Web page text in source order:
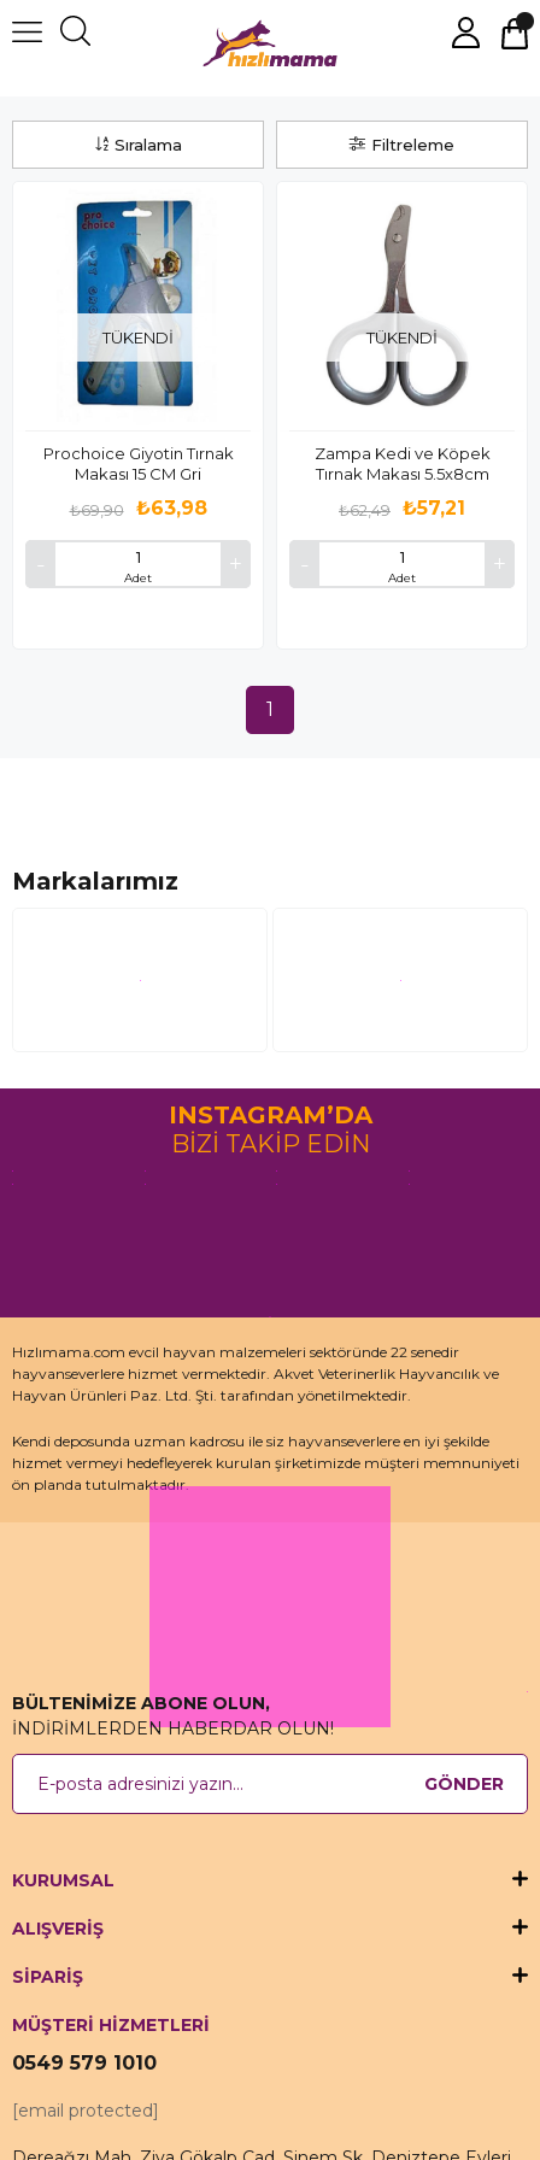
Filtreleme
Sıralama
TÜKENDI
Prochoice Giyotin Tırnak
Makası 15 CM Gri
Adet
₺63,98
₺69,90
TÜKENDI
Zampa Kedi ve Köpek
Tırnak Makası 5.5x8cm
Adet
₺57,21
₺62,49
1
Markalarımız
INSTAGRAM’DA
BİZİ TAKİP EDİN
Hızlımama.com evcil hayvan malzemeleri sektöründe 22 senedir
hayvanseverlere hizmet vermektedir. Akvet Veterinerlik Hayvancılık ve
Hayvan Ürünleri Paz. Ltd. Şti. tarafından yönetilmektedir.
Kendi deposunda uzman kadrosu ile siz hayvanseverlere en iyi şekilde
hizmet vermeyi hedefleyerek kurulan şirketimizde müşteri memnuniyeti
ön planda tutulmaktadır.
BÜLTENİMİZE ABONE OLUN,
İNDİRİMLERDEN HABERDAR OLUN!
GÖNDER
KURUMSAL
ALIŞVERİŞ
SİPARİŞ
MÜŞTERİ HİZMETLERİ
0549 579 1010
[email protected]